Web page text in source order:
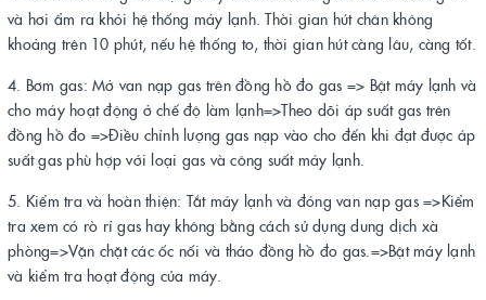
và hơi ẩm ra khỏi hệ thống máy lạnh. Thời gian hút chân không
khoảng trên 10 phút, nếu hệ thống to, thời gian hút càng lâu, càng tốt.
4. Bơm gas: Mở van nạp gas trên đồng hồ đo gas => Bật máy lạnh và
cho máy hoạt động ở chế độ làm lạnh=>Theo dõi áp suất gas trên
đồng hồ đo =>Điều chỉnh lượng gas nạp vào cho đến khi đạt được áp
suất gas phù hợp với loại gas và công suất máy lạnh.
5. Kiểm tra và hoàn thiện: Tắt máy lạnh và đóng van nạp gas =>Kiểm
tra xem có rò rỉ gas hay không bằng cách sử dụng dung dịch xà
phòng=>Vặn chặt các ốc nối và tháo đồng hồ đo gas.=>Bật máy lạnh
và kiểm tra hoạt động của máy.